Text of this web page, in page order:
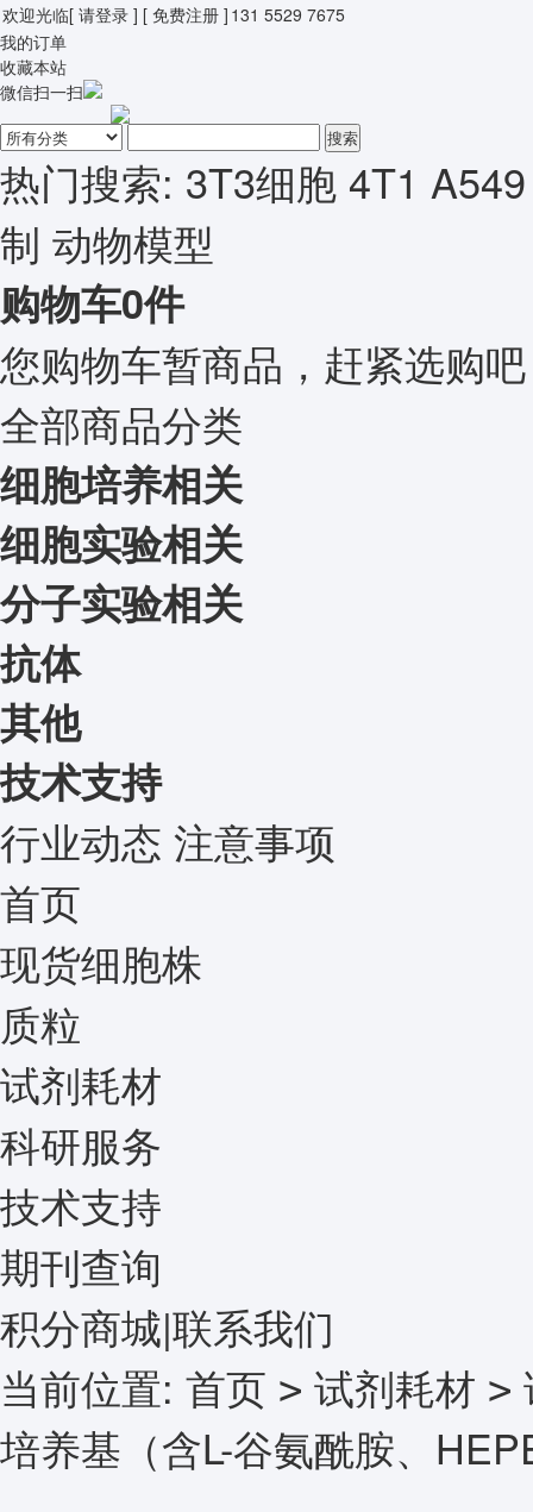
欢迎光临[ 请登录 ] [ 免费注册 ] 131 5529 7675
我的订单
收藏本站
微信扫一扫
搜索
热门搜索: 3T3细胞 4T1 A549
制 动物模型
购物车0件
您购物车暂商品，赶紧选购
全部商品分类
细胞培养相关
细胞实验相关
分子实验相关
抗体
其他
技术支持
行业动态 注意事项
首页
现货细胞株
质粒
试剂耗材
科研服务
技术支持
期刊查询
积分商城|联系我们
当前位置: 首页 > 试剂耗材 >
培养基（含L-谷氨酰胺、